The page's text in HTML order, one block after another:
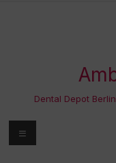
Dental Depot
Menü